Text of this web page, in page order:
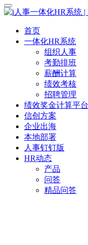
首页
一体化HR系统
组织人事
考勤排班
薪酬计算
绩效考核
招聘管理
绩效奖金计算平台
信创方案
企业出海
本地部署
人事钉钉版
HR动态
产品
问答
精品问答